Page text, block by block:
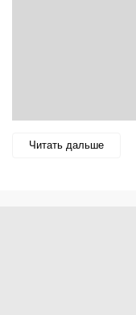
Читать дальше